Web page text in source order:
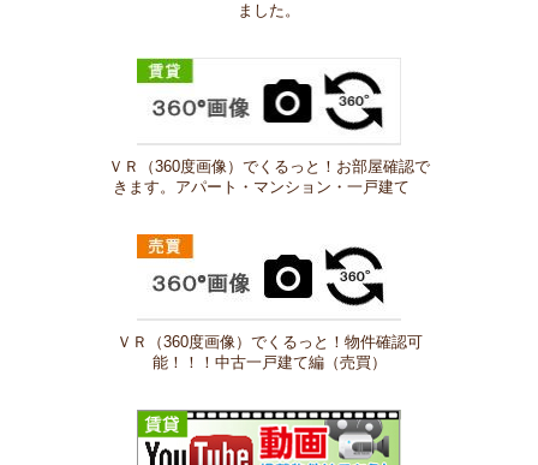
ました。
ＶＲ（360度画像）でくるっと！お部屋確認で
きます。アパート・マンション・一戸建て
ＶＲ（360度画像）でくるっと！物件確認可
能！！！中古一戸建て編（売買）